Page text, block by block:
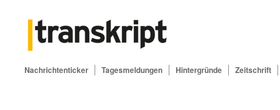
Nachrichtenticker Tagesmeldungen Hintergründe Zeitschrift